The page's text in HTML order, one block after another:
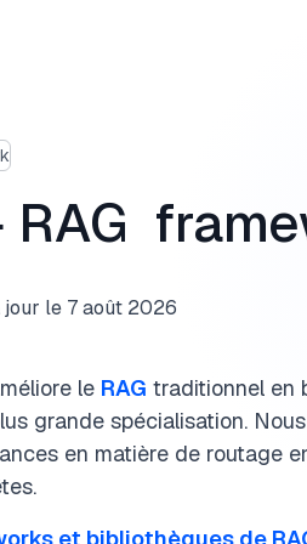
RAG
jour le 7 août 2026
le RAG traditionnel en
grande spécialisation.
en matière de routage